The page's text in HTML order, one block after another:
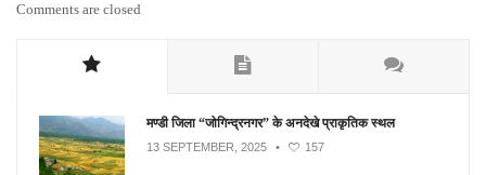
Comments are closed
मण्डी जिला “जोगिन्द्रनगर” के अनदेखे प्राकृतिक स्थल
13 SEPTEMBER, 2025 • 157